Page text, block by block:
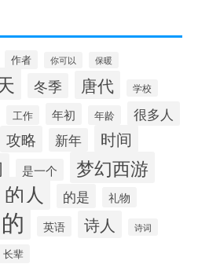
作者 你可以 保暖
冬季 唐代 学校
工作 年初 年龄 很多人
攻略 新年 时间
是一个 梦幻西游
的人 的是 礼物
英语 诗人 诗词
长辈